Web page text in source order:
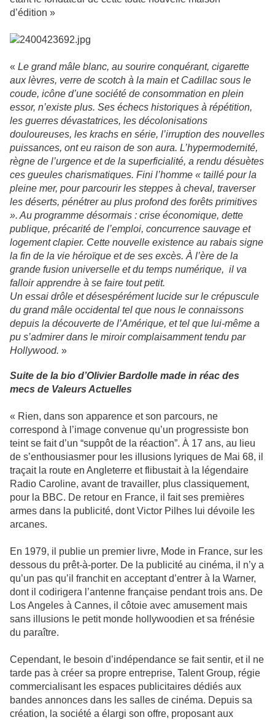
d’édition »
« Le grand mâle blanc, au sourire conquérant, cigarette
aux lèvres, verre de scotch à la main et Cadillac sous le
coude, icône d’une société de consommation en plein
essor, n’existe plus. Ses échecs historiques à répétition,
les guerres dévastatrices, les décolonisations
douloureuses, les krachs en série, l’irruption des nouvelles
puissances, ont eu raison de son aura. L’hypermodernité,
règne de l’urgence et de la superficialité, a rendu désuètes
ces gueules charismatiques. Fini l’homme « taillé pour la
pleine mer, pour parcourir les steppes à cheval, traverser
les déserts, pénétrer au plus profond des forêts primitives
». Au programme désormais : crise économique, dette
publique, précarité de l’emploi, concurrence sauvage et
logement clapier. Cette nouvelle existence au rabais signe
la fin de la vie héroïque et de ses excès. À l’ère de la
grande fusion universelle et du temps numérique, il va
falloir apprendre à se faire tout petit.
Un essai drôle et désespérément lucide sur le crépuscule
du grand mâle occidental tel que nous le connaissons
depuis la découverte de l’Amérique, et tel que lui-même a
pu s’admirer dans le miroir complaisamment tendu par
Hollywood. »
Suite de la bio d’Olivier Bardolle made in réac des
mecs de Valeurs Actuelles
« Rien, dans son apparence et son parcours, ne
correspond à l’image convenue qu’un progressiste bon
teint se fait d’un “suppôt de la réaction”. À 17 ans, au lieu
de s’enthousiasmer pour les illusions lyriques de Mai 68, il
traçait la route en Angleterre et flibustait à la légendaire
Radio Caroline, avant de travailler, plus classiquement,
pour la BBC. De retour en France, il fait ses premières
armes dans la publicité, dont Victor Pilhes lui dévoile les
arcanes.
En 1979, il publie un premier livre, Mode in France, sur les
dessous du prêt-à-porter. De la publicité au cinéma, il n’y a
qu’un pas qu’il franchit en acceptant d’entrer à la Warner,
dont il codirigera l’antenne française pendant trois ans. De
Los Angeles à Cannes, il côtoie avec amusement mais
sans illusions le petit monde hollywoodien et sa frénésie
du paraître.
Cependant, le besoin d’indépendance se fait sentir, et il ne
tarde pas à créer sa propre entreprise, Talent Group, régie
commercialisant les espaces publicitaires dédiés aux
bandes annonces dans les salles de cinéma. Depuis sa
création, la société a élargi son offre, proposant aux